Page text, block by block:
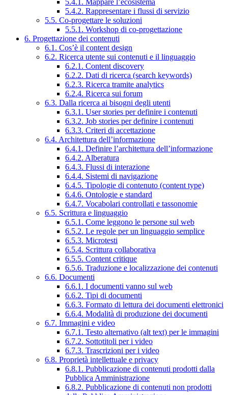
5.4.2. Rappresentare i flussi di servizio
5.5. Co-progettare le soluzioni
5.5.1. Workshop di co-progettazione
6. Progettazione dei contenuti
6.1. Cos’è il content design
6.2. Ricerca utente sui contenuti e il linguaggio
6.2.1. Content discovery
6.2.2. Dati di ricerca (search keywords)
6.2.3. Ricerca tramite analytics
6.2.4. Ricerca sui forum
6.3. Dalla ricerca ai bisogni degli utenti
6.3.1. User stories per definire i contenuti
6.3.2. Job stories per definire i contenuti
6.3.3. Criteri di accettazione
6.4. Architettura dell’informazione
6.4.1. Definire l’architettura dell’informazione
6.4.2. Alberatura
6.4.3. Flussi di interazione
6.4.4. Sistemi di navigazione
6.4.5. Tipologie di contenuto (content type)
6.4.6. Ontologie e standard
6.4.7. Vocabolari controllati e tassonomie
6.5. Scrittura e linguaggio
6.5.1. Come leggono le persone sul web
6.5.2. Le regole per un linguaggio semplice
6.5.3. Microtesti
6.5.4. Scrittura collaborativa
6.5.5. Content critique
6.5.6. Traduzione e localizzazione dei contenuti
6.6. Documenti
6.6.1. I documenti vanno sul web
6.6.2. Tipi di documenti
6.6.3. Formato di lettura dei documenti elettronici
6.6.4. Modalità di produzione dei documenti
6.7. Immagini e video
6.7.1. Testo alternativo (alt text) per le immagini
6.7.2. Sottotitoli per i video
6.7.3. Trascrizioni per i video
6.8. Proprietà intellettuale e privacy
6.8.1. Pubblicazione di contenuti prodotti dalla
Pubblica Amministrazione
6.8.2. Pubblicazione di contenuti non prodotti